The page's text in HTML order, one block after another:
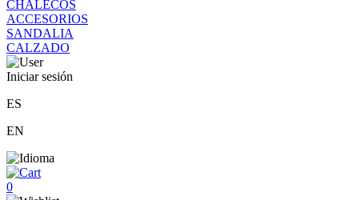
CHALECOS
ACCESORIOS
SANDALIA
CALZADO
Iniciar sesión
ES
EN
0